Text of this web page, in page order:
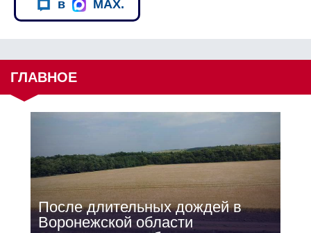
в MAX.
ГЛАВНОЕ
После длительных дождей в
Воронежской области